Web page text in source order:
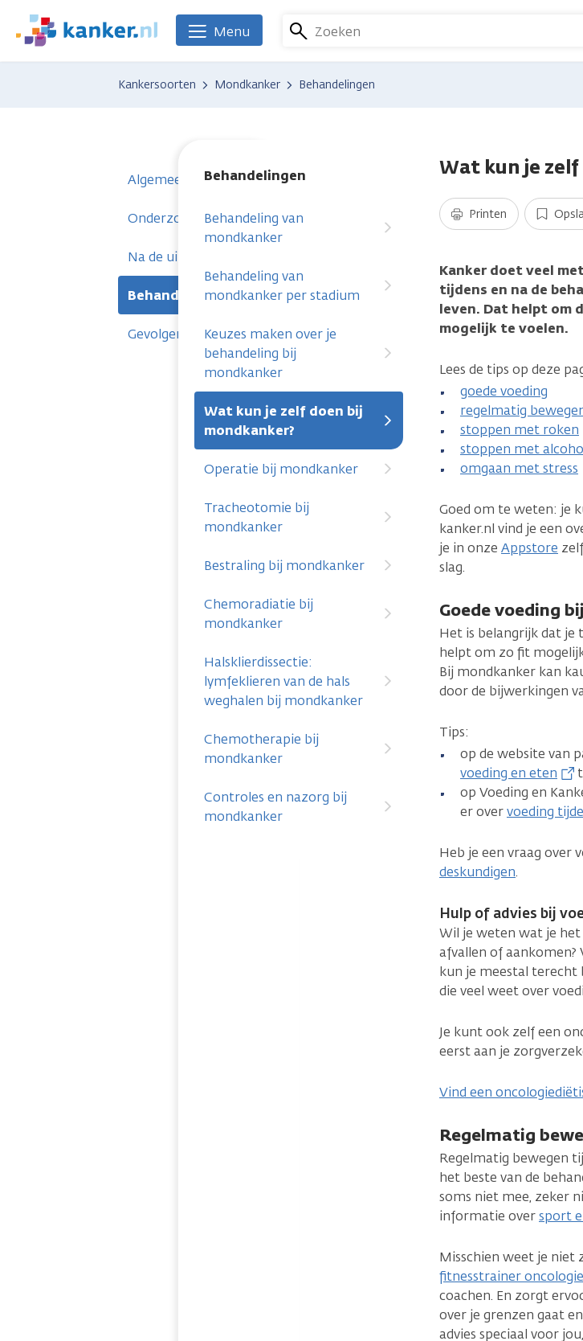
naar
We
zijn
Zoeken
Menu
Kankersoorten Mondkanker Behandelingen
Algemeen
Onderzoeken
Na de uitslag
Behandelingen
Behandelingen
Behandeling van
mondkanker
Behandeling van
mondkanker per stadium
Keuzes maken over je
behandeling bij
mondkanker
Wat kun je zelf doen bij
mondkanker?
Operatie bij mondkanker
Tracheotomie bij
mondkanker
Bestraling bij mondkanker
Chemoradiatie bij
mondkanker
Halsklierdissectie:
lymfeklieren van de hals
weghalen bij mondkanker
Chemotherapie bij
mondkanker
Controles en nazorg bij
mondkanker
Gevolgen
Wat kun je
Printen
Kanker doet veel
tijdens en na de
leven. Dat helpt om
mogelijk te voelen.
Lees de tips op deze
goede voeding
regelmatig
stoppen met roken
stoppen met
omgaan met stress
Goed om te weten: je
kanker.nl vind je een
je in onze Appstore
slag.
Goede voeding
Het is belangrijk dat je
helpt om zo fit
Bij mondkanker kan
door de bijwerkingen
Tips:
op de website van
voeding en eten
op Voeding en
er overvoeding
Heb je een vraag over
deskundigen.
Hulp of advies bij
Wil je weten wat je
afvallen of aankomen?
kun je meestal terecht
die veel weet over
Je kunt ook zelf een
eerst aan je
Vind een
Regelmatig
Regelmatig bewegen
het beste van de
soms niet mee, zeker
informatie oversport
Misschien weet je niet
fitnesstrainer oncologie
coachen. En zorgt
over je grenzen gaat
advies speciaal voor